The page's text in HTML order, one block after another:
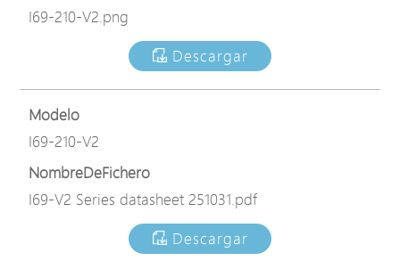
I69-210-V2.png
Descargar
Modelo
I69-210-V2
NombreDeFichero
I69-V2 Series datasheet 251031.pdf
Descargar